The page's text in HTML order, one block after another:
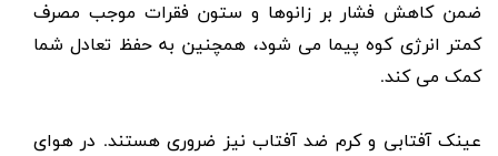
ضمن کاهش فشار بر زانوها و ستون فقرات موجب مصرف
کمتر انرژی کوه پیما می شود، همچنین به حفظ تعادل شما
کمک می کند.
عینک آفتابی و کرم ضد آفتاب نیز ضروری هستند. در هوای